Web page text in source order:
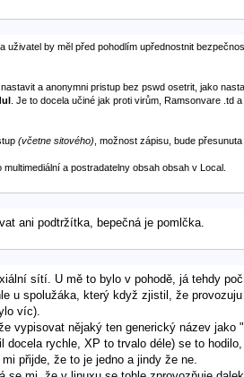
uživatel by mĕl před pohodlím upřednostnit
a anonymni pristup bez pswd osetrit, jako
. Je to docela učiné jak proti virům, Ramsonvare .td
(včetne sitového) , možnost zápisu, bude
a postradatelny obsah obsah v Local.
ani podtržítka, bepečná je pomlčka.
sítí. U mě to bylo v pohodě, já tehdy
u spolužáka, který když zjistil, že
víc).
vypisovat nějaký ten generický název
rychle, XP to trvalo déle) se to
přijde, že to je jedno a jindy že ne.